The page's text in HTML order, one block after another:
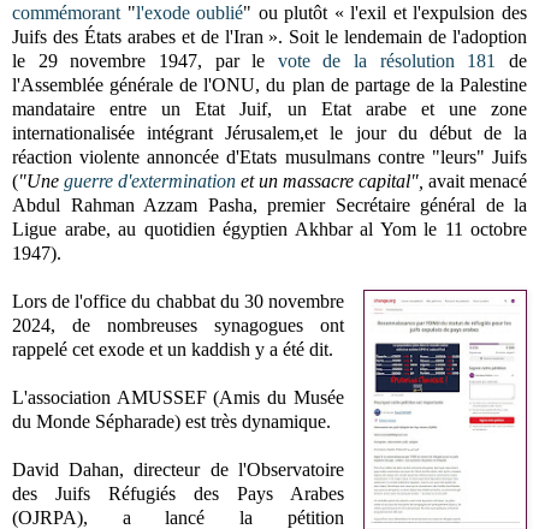
commémorant "l'exode oublié" ou plutôt « l'exil et l'expulsion des
Juifs des États arabes et de l'Iran ». Soit le lendemain de l'adoption
le 29 novembre 1947, par le vote de la résolution 181
de
l'Assemblée générale de l'ONU, du plan de partage de la Palestine
mandataire entre un Etat Juif, un Etat arabe et une zone
internationalisée intégrant Jérusalem,et le jour du début de la
réaction violente annoncée d'Etats musulmans contre "leurs" Juifs
("Une guerre d'extermination et un massacre capital", avait menacé
Abdul Rahman Azzam Pasha, premier Secrétaire général de la
Ligue arabe, au quotidien égyptien Akhbar al Yom le 11 octobre
1947).
Lors de l'office du chabbat du 30 novembre
2024, de nombreuses synagogues ont
rappelé cet exode et un kaddish y a été dit.
L'association AMUSSEF (Amis du Musée
du Monde Sépharade) est très dynamique.
David Dahan, directeur de l'Observatoire
des Juifs Réfugiés des Pays Arabes
(OJRPA), a lancé la pétition